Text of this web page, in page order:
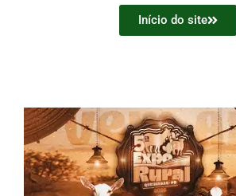
Início do site